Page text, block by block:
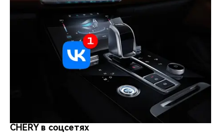
CHERY в соцсетях